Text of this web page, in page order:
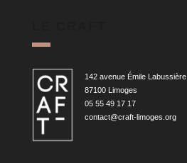
142 avenue Émile Labussière
87100 Limoges
05 55 49 17 17
contact@craft-limoges.org